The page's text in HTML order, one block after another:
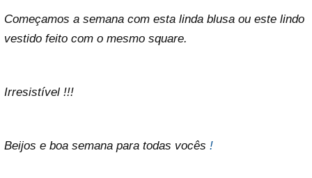
Começamos a semana com esta linda blusa ou este lindo
vestido feito com o mesmo square.
Irresistível !!!
Beijos e boa semana para todas vocês !